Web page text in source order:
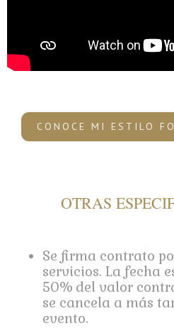
CONOCE MI ESTILO
OTRAS
Se firma contrato
servicios. La fecha
50% del valor
se cancela a más
evento.